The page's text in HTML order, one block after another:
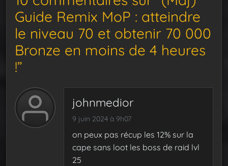
Guide Remix MoP : atteindre
le niveau 70 et obtenir 70 000
Bronze en moins de 4 heures
!”
johnmedior
9 juin 2024 à 9h07
on peux pas récup les 12% sur la
cape sans loot les boss de raid lvl
25